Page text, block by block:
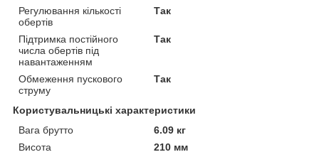
Регулювання кількості
обертів
Так
Підтримка постійного
числа обертів під
навантаженням
Так
Обмеження пускового
струму
Так
Користувальницькі характеристики
Вага брутто
6.09 кг
Висота
210 мм